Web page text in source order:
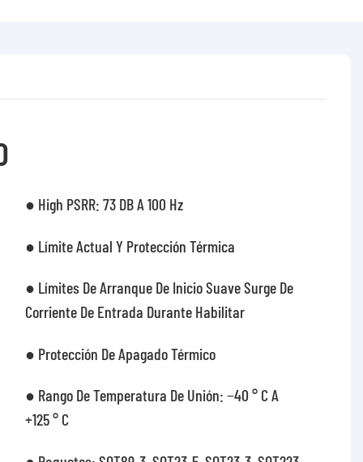
● High PSRR: 73 DB A 100 Hz
● Límite Actual Y Protección Térmica
● Límites De Arranque De Inicio Suave Surge De
Corriente De Entrada Durante Habilitar
● Protección De Apagado Térmico
● Rango De Temperatura De Unión: −40 ° C A
+125 ° C